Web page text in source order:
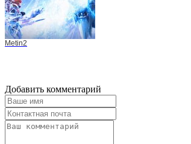
Metin2
Добавить комментарий